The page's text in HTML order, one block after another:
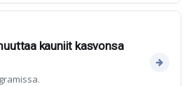
kauniit kasvonsa